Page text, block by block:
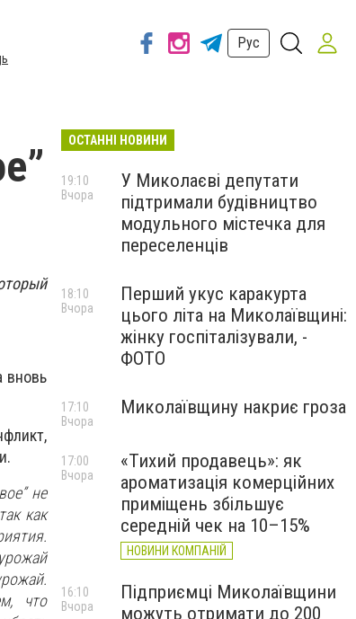
Рус
вновь
не
как
что
ОСТАННІ НОВИНИ
У Миколаєві депутати
підтримали будівництво
модульного містечка для
переселенців
19:10
Вчора
Перший укус каракурта
цього літа на Миколаївщині:
жінку госпіталізували, -
ФОТО
18:10
Вчора
Миколаївщину накриє гроза
17:10
Вчора
«Тихий продавець»: як
ароматизація комерційних
приміщень збільшує
середній чек на 10–15%
НОВИНИ КОМПАНІЙ
17:00
Вчора
Підприємці Миколаївщини
можуть отримати до 200
16:10
Вчора